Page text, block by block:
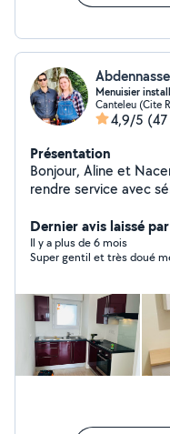
contacter, réponse
Menuisier
Canteleu (Cite
4,9/5
Présentation
Bonjour, Aline et
rendre service avec
bien fait à votre
ou grands.
Dernier avis laissé
Il y a plus de 6 mois
Super gentil et très doué